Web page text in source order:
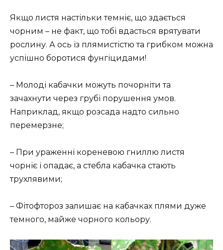
Якщо листя настільки темніє, що здається
чорним – не факт, що тобі вдасться врятувати
рослину. А ось із плямистістю та грибком можна
успішно боротися фунгіцидами!
– Молоді кабачки можуть почорніти та
зачахнути через грубі порушення умов.
Наприклад, якщо розсада надто сильно
перемерзне;
– При ураженні кореневою гниллю листя
чорніє і опадає, а стебла кабачка стають
трухлявими;
– Фітофтороз залишає на кабачках плями дуже
темного, майже чорного кольору.